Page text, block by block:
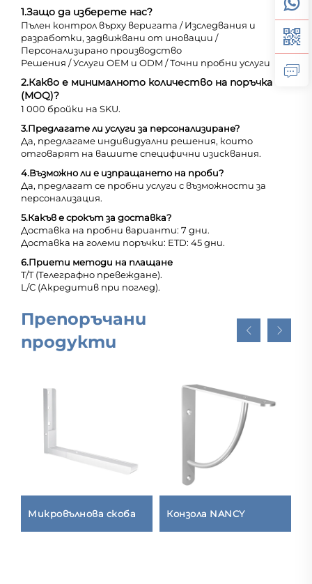
1.Защо да изберете нас?
Пълен контрол върху веригата / Изследвания и
разработки, задвижвани от иновации /
Персонализирано производство
Решения / Услуги OEM и ODM / Точни пробни услуги
2.Какво е минималното количество на поръчка
(MOQ)?
1 000 бройки на SKU.
3.Предлагате ли услуги за персонализиране?
Да, предлагаме индивидуални решения, които
отговарят на вашите специфични изисквания.
4.Възможно ли е изпращането на проби?
Да, предлагат се пробни услуги с възможности за
персонализация.
5.Какъв е срокът за доставка?
Доставка на пробни варианти: 7 дни.
Доставка на големи поръчки: ETD: 45 дни.
6.Приети методи на плащане
T/T (Телеграфно превеждане).
L/C (Акредитив при поглед).
Препоръчани
продукти
Микровълнова скоба Конзола NANCY